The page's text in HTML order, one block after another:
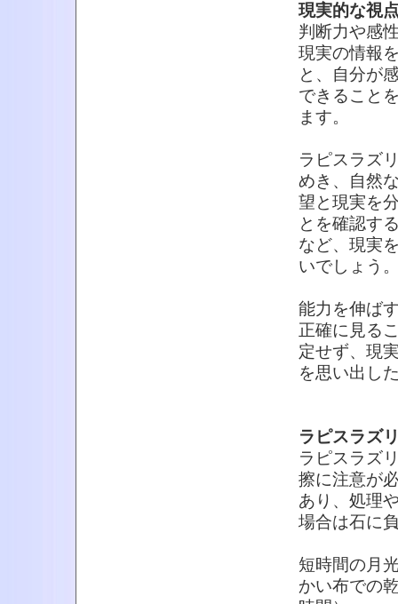
現実的な視
判断力や感
現実の情報
と、自分が
できること
ます。
ラピスラズ
めき、自然
望と現実を
とを確認す
など、現実
いでしょう
能力を伸ば
正確に見る
定せず、現
を思い出し
ラピスラズ
ラピスラズ
擦に注意が
あり、処理
場合は石に
短時間の月
かい布での